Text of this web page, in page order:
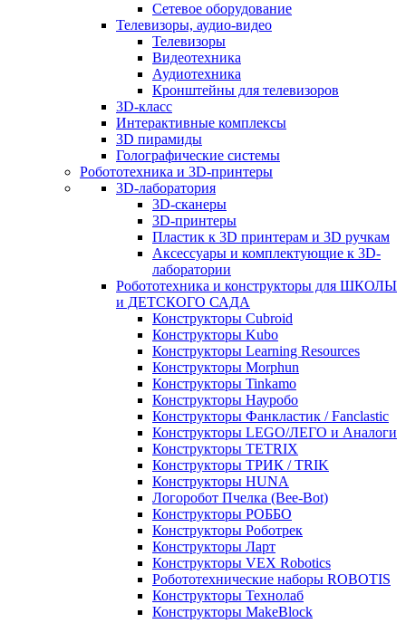
Сетевое оборудование
Телевизоры, аудио-видео
Телевизоры
Видеотехника
Аудиотехника
Кронштейны для телевизоров
3D-класс
Интерактивные комплексы
3D пирамиды
Голографические системы
Робототехника и 3D-принтеры
3D-лаборатория
3D-сканеры
3D-принтеры
Пластик к 3D принтерам и 3D ручкам
Аксессуары и комплектующие к 3D-
лаборатории
Робототехника и конструкторы для ШКОЛЫ
и ДЕТСКОГО САДА
Конструкторы Cubroid
Конструкторы Kubo
Конструкторы Learning Resources
Конструкторы Morphun
Конструкторы Tinkamo
Конструкторы Науробо
Конструкторы Фанкластик / Fanclastic
Конструкторы LEGO/ЛЕГО и Аналоги
Конструкторы TETRIX
Конструкторы ТРИК / TRIK
Конструкторы HUNA
Логоробот Пчелка (Bee-Bot)
Конструкторы РОББО
Конструкторы Роботрек
Конструкторы Ларт
Конструкторы VEX Robotics
Робототехнические наборы ROBOTIS
Конструкторы Технолаб
Конструкторы MakeBlock